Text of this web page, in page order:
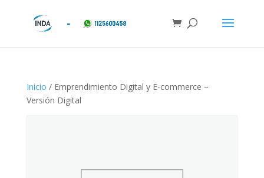
Inicio / Emprendimiento Digital y E-commerce –
Versión Digital